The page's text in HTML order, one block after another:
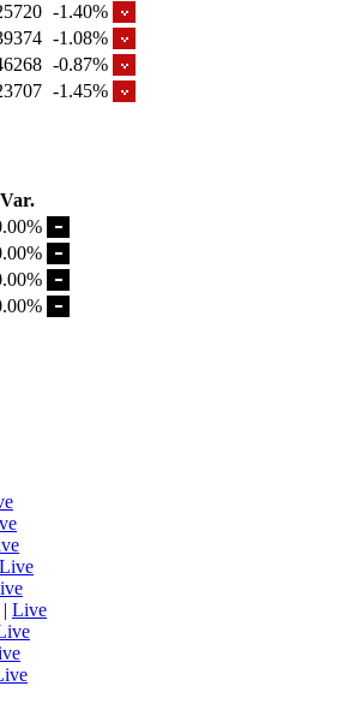
-1.40%
-1.08%
-0.87%
-1.45%
Var.
Live
| Live